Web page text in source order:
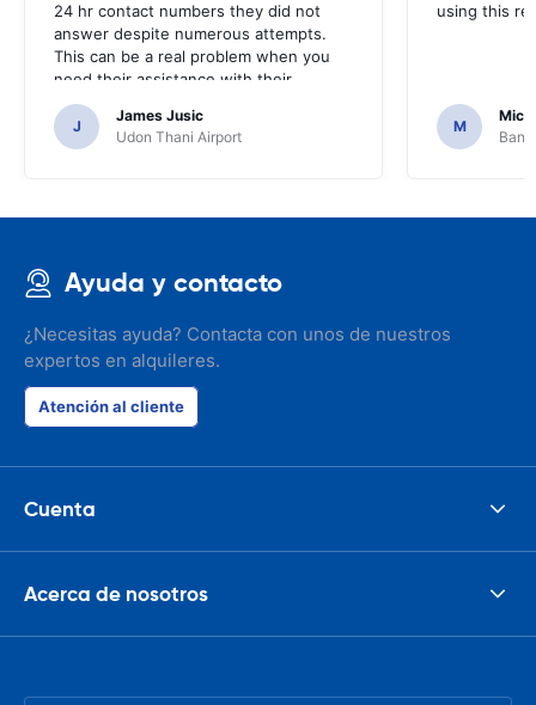
24 hr contact numbers they did not
answer despite numerous attempts.
This can be a real problem when you
need their assistance with their
services or car.
J
James Jusic
Udon Thani Airport
using this
M
Ayuda y contacto
¿Necesitas ayuda? Contacta con unos de nuestros
expertos en alquileres.
Atención al cliente
Cuenta
Acerca de nosotros